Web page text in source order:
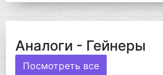
Аналоги - Гейнеры
Посмотреть все